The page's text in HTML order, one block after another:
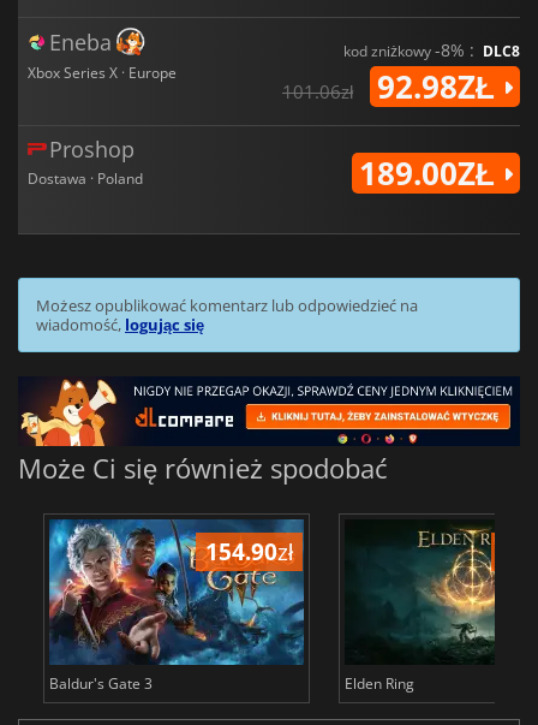
Eneba
Xbox Series X · Europe
kod zniżkowy-8% : DLC8
101.06zł 92.98ZŁ
Proshop
Dostawa · Poland 189.00ZŁ
Możesz opublikować komentarz lub odpowiedzieć na
wiadomość, logując się
Może Ci się również spodobać
154.90zł
Baldur's Gate 3 Elden Ring